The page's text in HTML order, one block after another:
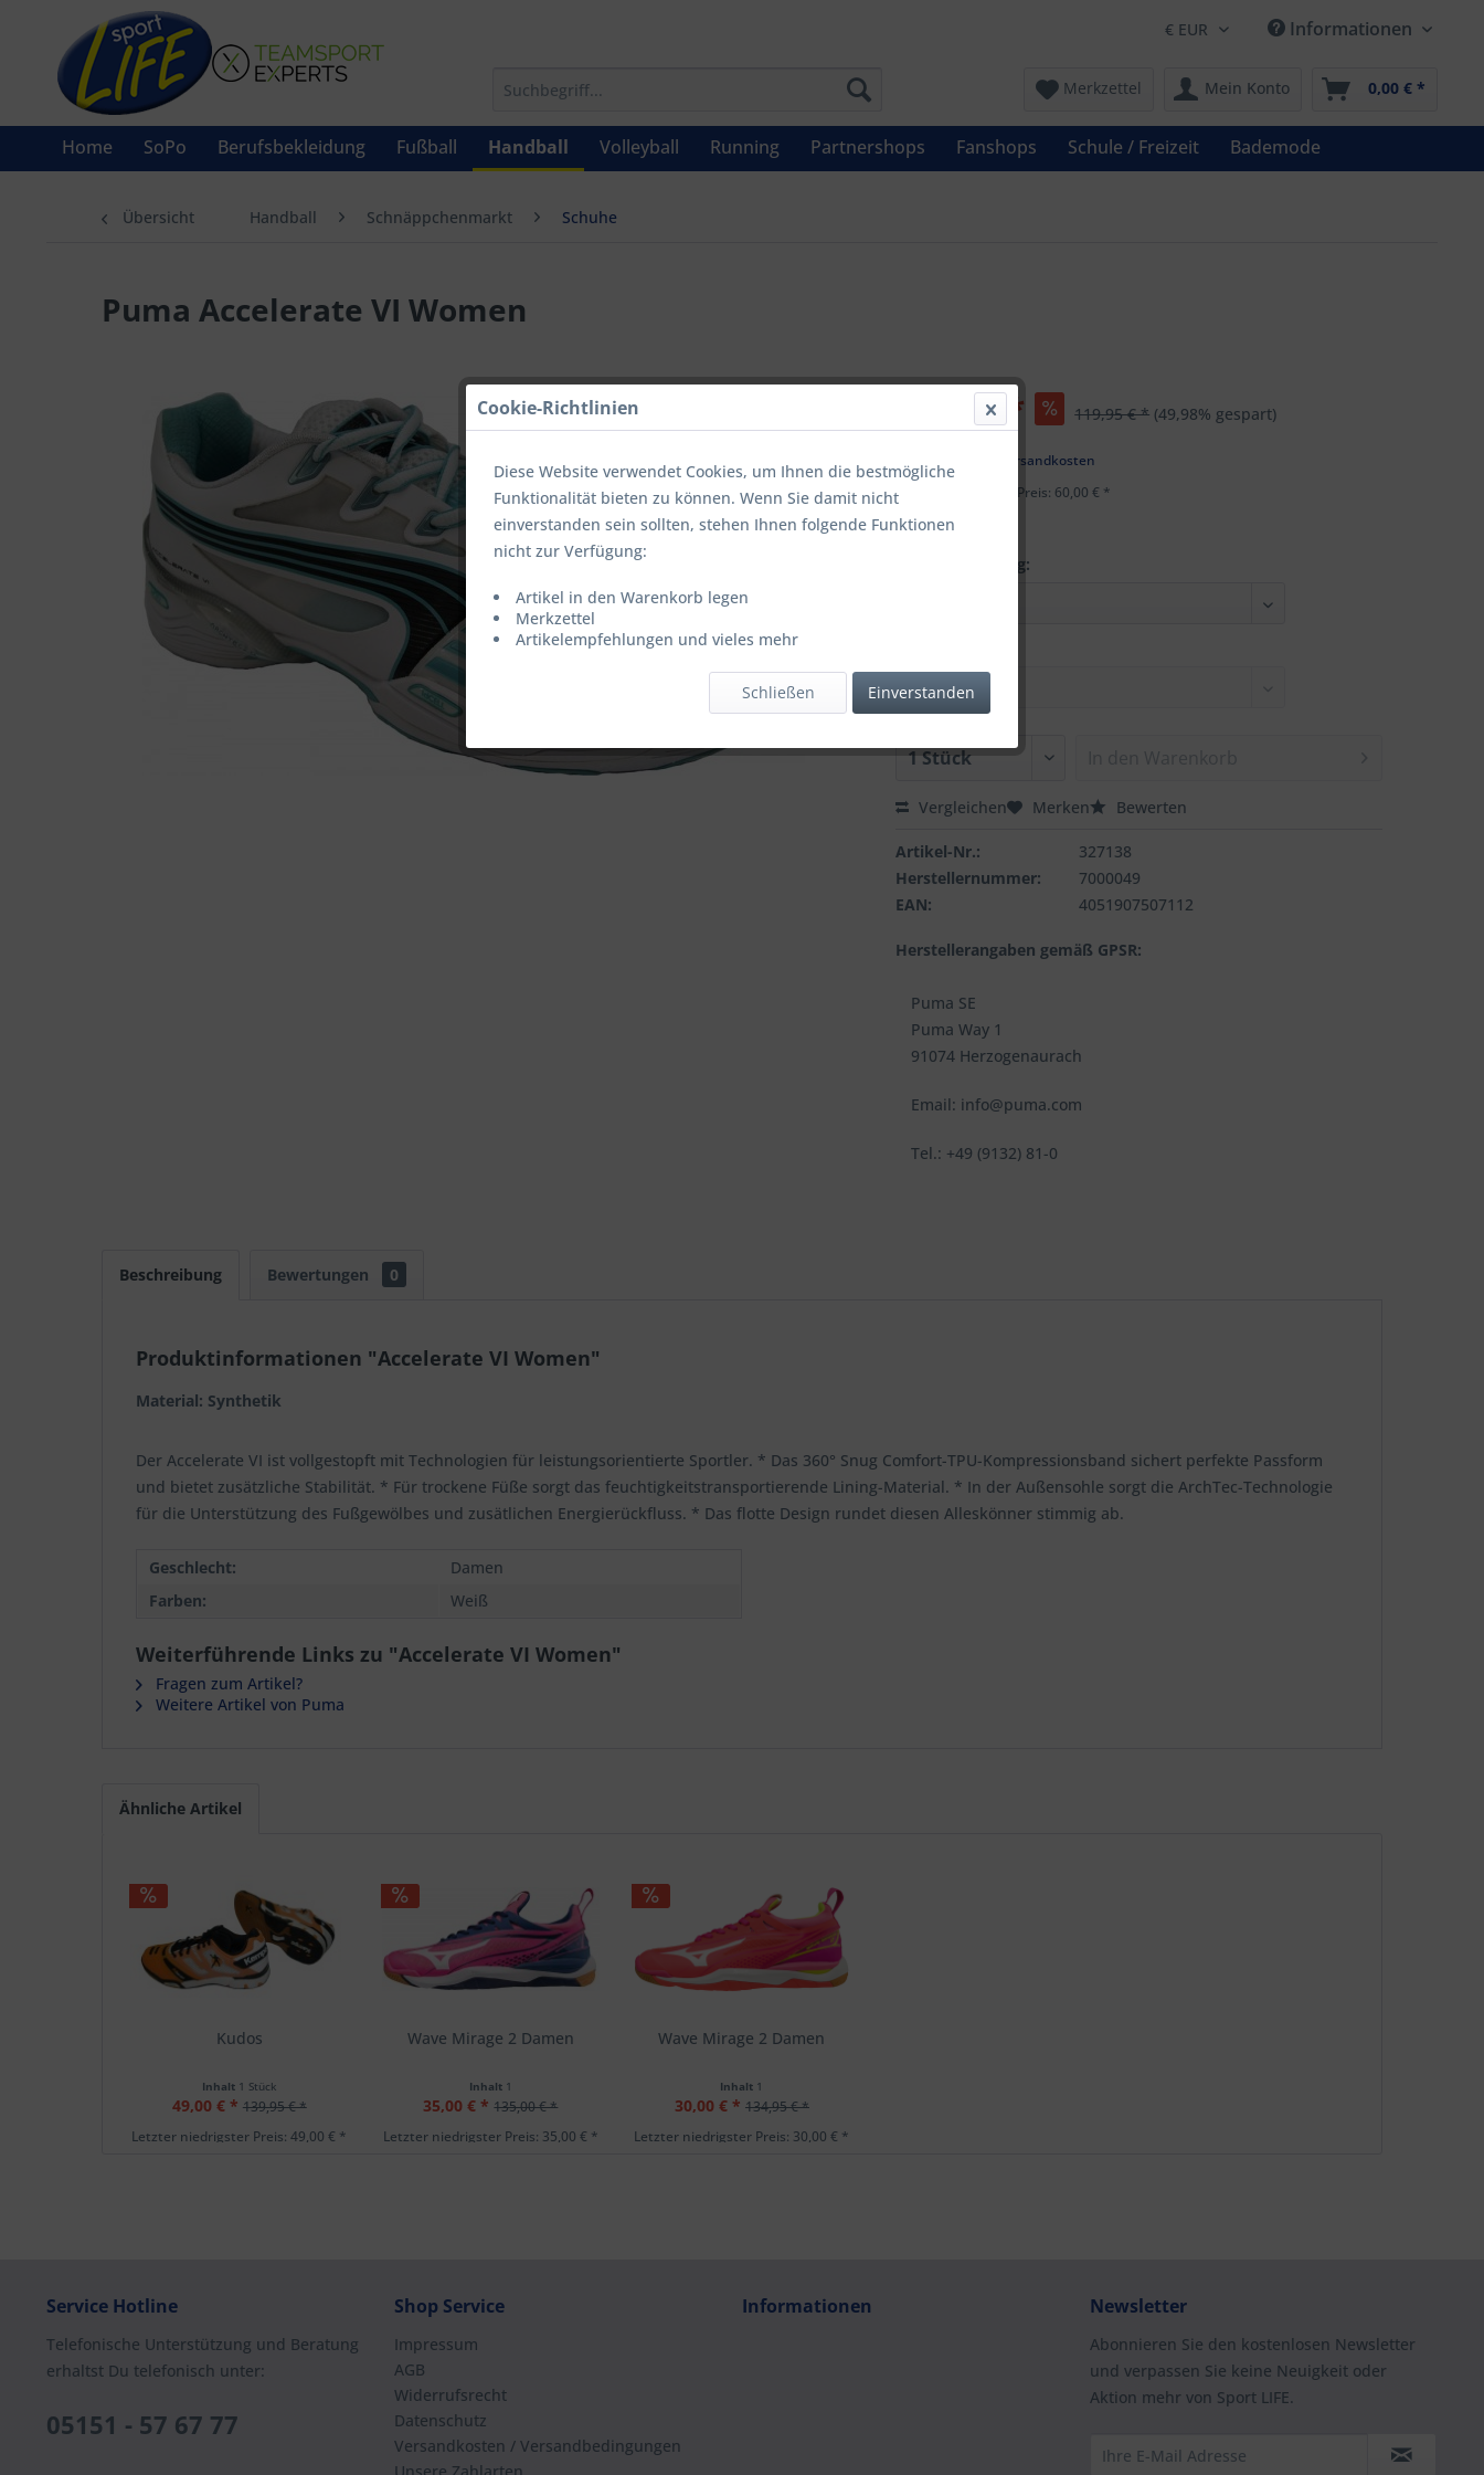
Informationen
Merkzettel Mein Konto 0,00 € *
Home SoPo Berufsbekleidung Fußball Handball Volleyball Running Partnershops Fanshops Schule / Freizeit Bademode
Übersicht Handball Schnäppchenmarkt Schuhe
Puma Accelerate VI Women
60,00 € * 119,95 € * (49,98% gespart)
zzgl. Versandkosten
Letzter niedrigster Preis: 60,00 € *
Farbbezeichnung:
Vergleichen Merken Bewerten
Artikel-Nr.:
327138
Herstellernummer:
7000049
EAN:
4051907507112
Herstellerangaben gemäß GPSR:
Puma SE
Puma Way 1
91074 Herzogenaurach
Email: info@puma.com
Tel.: +49 (9132) 81-0
Beschreibung Bewertungen 0
Produktinformationen "Accelerate VI Women"
Material: Synthetik
Der Accelerate VI ist vollgestopft mit Technologien für leistungsorientierte Sportler. * Das 360° Snug Comfort-TPU-Kompressionsband sichert perfekte Passform
und bietet zusätzliche Stabilität. * Für trockene Füße sorgt das feuchtigkeitstransportierende Lining-Material. * In der Außensohle sorgt die ArchTec-Technologie
für die Unterstützung des Fußgewölbes und zusätlichen Energierückfluss. * Das flotte Design rundet diesen Alleskönner stimmig ab.
Geschlecht:
Damen
Farben:
Weiß
Weiterführende Links zu "Accelerate VI Women"
Fragen zum Artikel?
Weitere Artikel von Puma
Ähnliche Artikel
Kudos
Inhalt 1 Stück
49,00 € * 139,95 € *
Letzter niedrigster Preis: 49,00 € *
Wave Mirage 2 Damen
Inhalt 1
35,00 € * 135,00 € *
Letzter niedrigster Preis: 35,00 € *
Wave Mirage 2 Damen
Inhalt 1
30,00 € * 134,95 € *
Letzter niedrigster Preis: 30,00 € *
Service Hotline
Telefonische Unterstützung und Beratung
erhaltst Du telefonisch unter:
05151 - 57 67 77
Shop Service
Impressum
AGB
Widerrufsrecht
Datenschutz
Versandkosten / Versandbedingungen
Informationen Newsletter
Abonnieren Sie den kostenlosen Newsletter
und verpassen Sie keine Neuigkeit oder
Aktion mehr von Sport LIFE.
Cookie-Richtlinien
Diese Website verwendet Cookies, um Ihnen die bestmögliche
Funktionalität bieten zu können. Wenn Sie damit nicht
einverstanden sein sollten, stehen Ihnen folgende Funktionen
nicht zur Verfügung:
Artikel in den Warenkorb legen
Merkzettel
Artikelempfehlungen und vieles mehr
Einverstanden
Schließen